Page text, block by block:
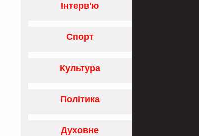
Інтерв'ю
Спорт
Культура
Політика
Духовне